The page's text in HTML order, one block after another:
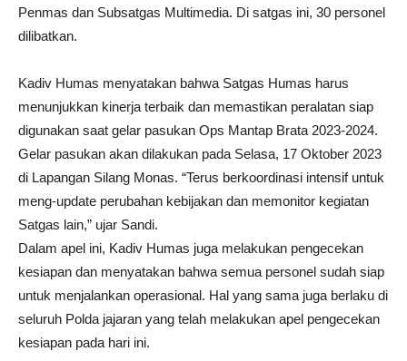
Penmas dan Subsatgas Multimedia. Di satgas ini, 30 personel
dilibatkan.
Kadiv Humas menyatakan bahwa Satgas Humas harus
menunjukkan kinerja terbaik dan memastikan peralatan siap
digunakan saat gelar pasukan Ops Mantap Brata 2023-2024.
Gelar pasukan akan dilakukan pada Selasa, 17 Oktober 2023
di Lapangan Silang Monas. “Terus berkoordinasi intensif untuk
meng-update perubahan kebijakan dan memonitor kegiatan
Satgas lain,” ujar Sandi.
Dalam apel ini, Kadiv Humas juga melakukan pengecekan
kesiapan dan menyatakan bahwa semua personel sudah siap
untuk menjalankan operasional. Hal yang sama juga berlaku di
seluruh Polda jajaran yang telah melakukan apel pengecekan
kesiapan pada hari ini.